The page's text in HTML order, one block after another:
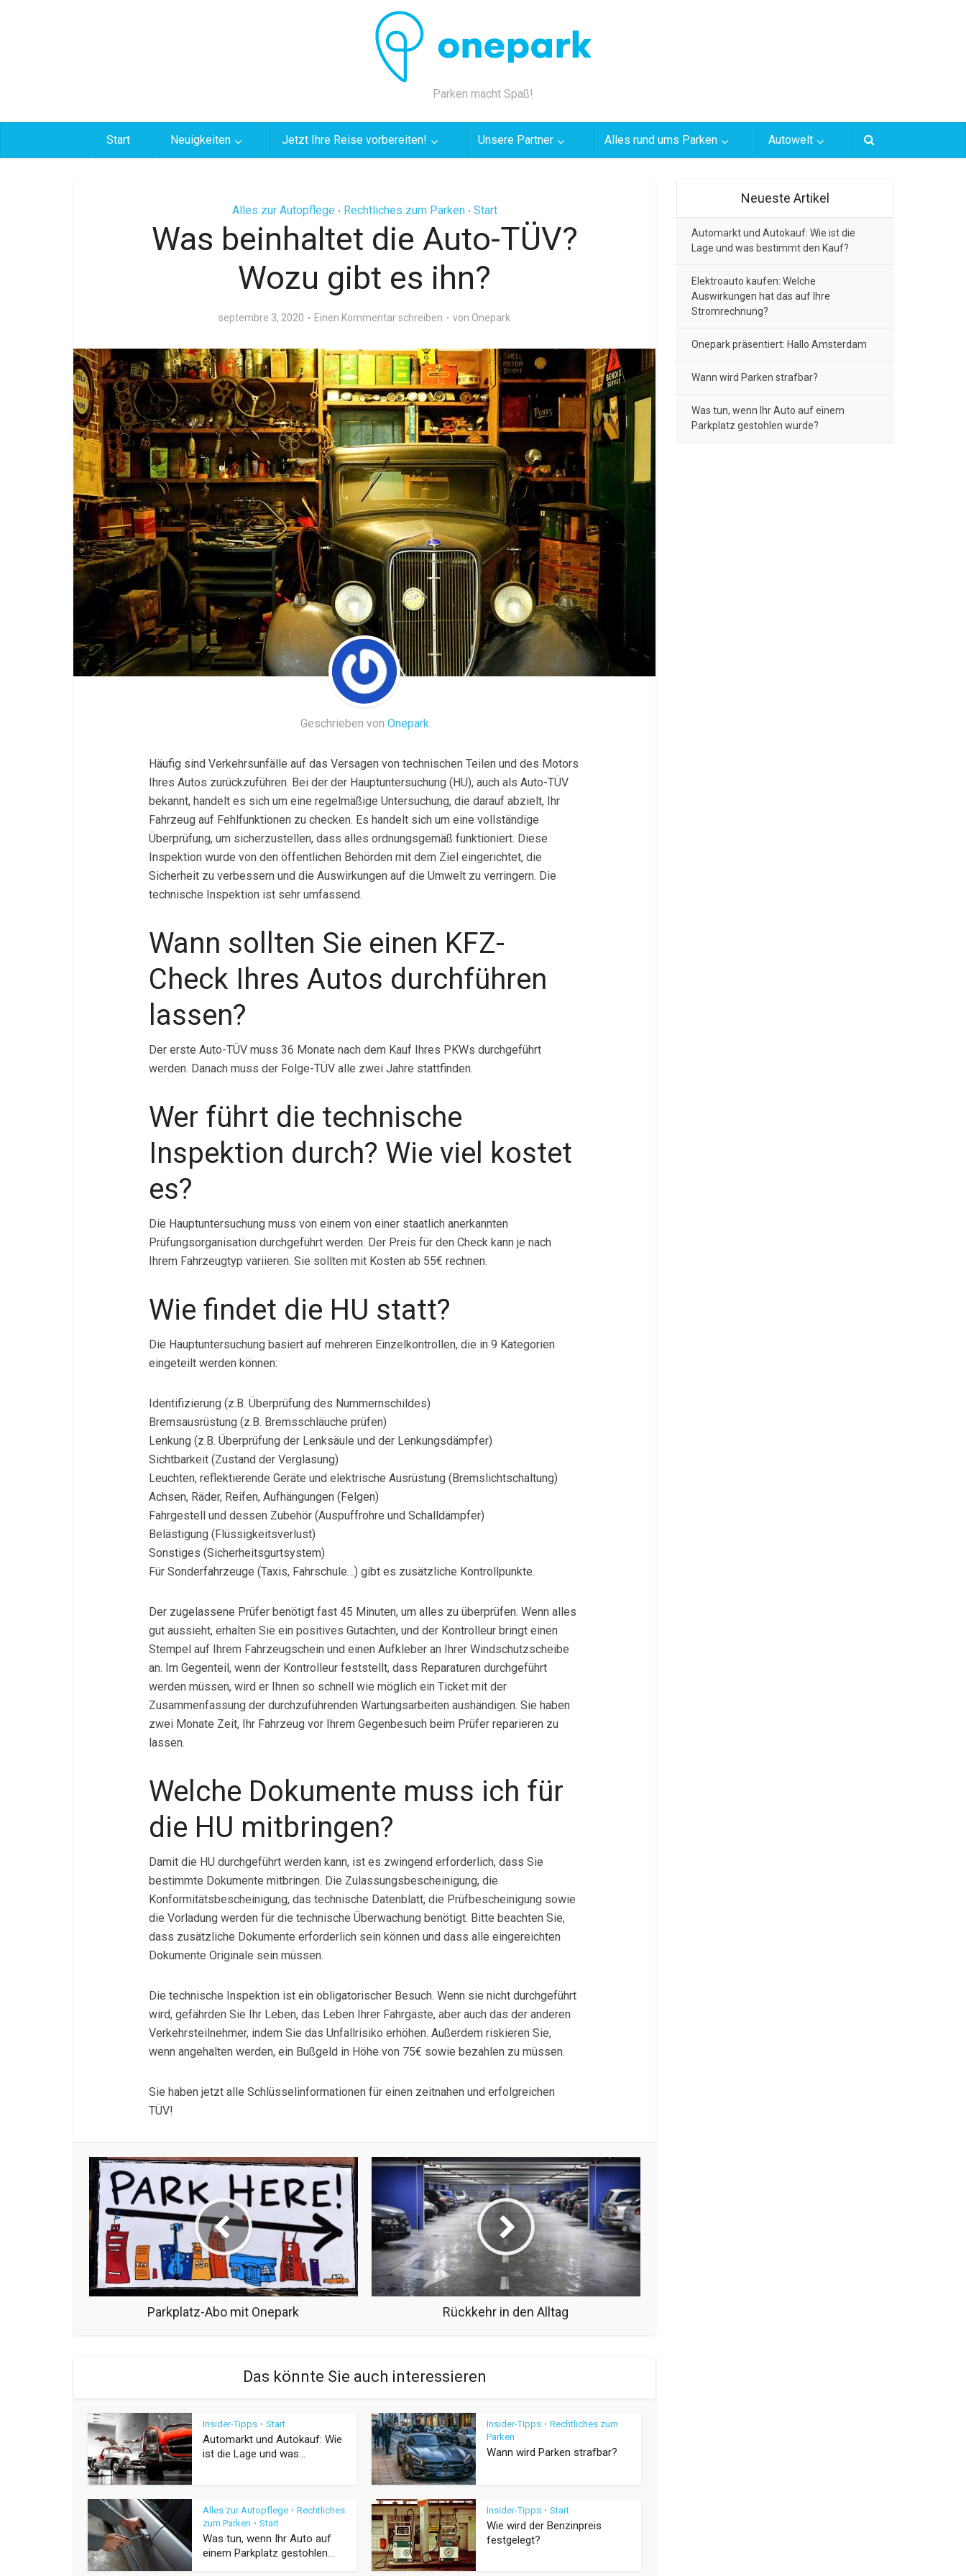
Parken macht Spaß!
Start Neuigkeiten Jetzt Ihre Reise vorbereiten! Unsere Partner Alles rund ums Parken Autowelt
Alles zur Autopflege • Rechtliches zum Parken • Start
Was beinhaltet die Auto-TÜV?
Wozu gibt es ihn?
septembre 3, 2020 Einen Kommentar schreiben von Onepark
Geschrieben von Onepark
Häufig sind Verkehrsunfälle auf das Versagen von technischen Teilen und des Motors
Ihres Autos zurückzuführen. Bei der der Hauptuntersuchung (HU), auch als Auto-TÜV
bekannt, handelt es sich um eine regelmäßige Untersuchung, die darauf abzielt, Ihr
Fahrzeug auf Fehlfunktionen zu checken. Es handelt sich um eine vollständige
Überprüfung, um sicherzustellen, dass alles ordnungsgemäß funktioniert. Diese
Inspektion wurde von den öffentlichen Behörden mit dem Ziel eingerichtet, die
Sicherheit zu verbessern und die Auswirkungen auf die Umwelt zu verringern. Die
technische Inspektion ist sehr umfassend.
Wann sollten Sie einen KFZ-
Check Ihres Autos durchführen
lassen?
Der erste Auto-TÜV muss 36 Monate nach dem Kauf Ihres PKWs durchgeführt
werden. Danach muss der Folge-TÜV alle zwei Jahre stattfinden.
Wer führt die technische
Inspektion durch? Wie viel kostet
es?
Die Hauptuntersuchung muss von einem von einer staatlich anerkannten
Prüfungsorganisation durchgeführt werden. Der Preis für den Check kann je nach
Ihrem Fahrzeugtyp variieren. Sie sollten mit Kosten ab 55€ rechnen.
Wie findet die HU statt?
Die Hauptuntersuchung basiert auf mehreren Einzelkontrollen, die in 9 Kategorien
eingeteilt werden können:
Identifizierung (z.B. Überprüfung des Nummernschildes)
Bremsausrüstung (z.B. Bremsschläuche prüfen)
Lenkung (z.B. Überprüfung der Lenksäule und der Lenkungsdämpfer)
Sichtbarkeit (Zustand der Verglasung)
Leuchten, reflektierende Geräte und elektrische Ausrüstung (Bremslichtschaltung)
Achsen, Räder, Reifen, Aufhängungen (Felgen)
Fahrgestell und dessen Zubehör (Auspuffrohre und Schalldämpfer)
Belästigung (Flüssigkeitsverlust)
Sonstiges (Sicherheitsgurtsystem)
Für Sonderfahrzeuge (Taxis, Fahrschule…) gibt es zusätzliche Kontrollpunkte.
Der zugelassene Prüfer benötigt fast 45 Minuten, um alles zu überprüfen. Wenn alles
gut aussieht, erhalten Sie ein positives Gutachten, und der Kontrolleur bringt einen
Stempel auf Ihrem Fahrzeugschein und einen Aufkleber an Ihrer Windschutzscheibe
an. Im Gegenteil, wenn der Kontrolleur feststellt, dass Reparaturen durchgeführt
werden müssen, wird er Ihnen so schnell wie möglich ein Ticket mit der
Zusammenfassung der durchzuführenden Wartungsarbeiten aushändigen. Sie haben
zwei Monate Zeit, Ihr Fahrzeug vor Ihrem Gegenbesuch beim Prüfer reparieren zu
lassen.
Welche Dokumente muss ich für
die HU mitbringen?
Damit die HU durchgeführt werden kann, ist es zwingend erforderlich, dass Sie
bestimmte Dokumente mitbringen. Die Zulassungsbescheinigung, die
Konformitätsbescheinigung, das technische Datenblatt, die Prüfbescheinigung sowie
die Vorladung werden für die technische Überwachung benötigt. Bitte beachten Sie,
dass zusätzliche Dokumente erforderlich sein können und dass alle eingereichten
Dokumente Originale sein müssen.
Die technische Inspektion ist ein obligatorischer Besuch. Wenn sie nicht durchgeführt
wird, gefährden Sie Ihr Leben, das Leben Ihrer Fahrgäste, aber auch das der anderen
Verkehrsteilnehmer, indem Sie das Unfallrisiko erhöhen. Außerdem riskieren Sie,
wenn angehalten werden, ein Bußgeld in Höhe von 75€ sowie bezahlen zu müssen.
Sie haben jetzt alle Schlüsselinformationen für einen zeitnahen und erfolgreichen
TÜV!
Parkplatz-Abo mit Onepark Rückkehr in den Alltag
Das könnte Sie auch interessieren
Insider-Tipps • Start
Automarkt und Autokauf: Wie
ist die Lage und was...
Insider-Tipps • Rechtliches zum
Parken
Wann wird Parken strafbar?
Alles zur Autopflege • Rechtliches
zum Parken • Start
Was tun, wenn Ihr Auto auf
einem Parkplatz gestohlen...
Insider-Tipps • Start
Wie wird der Benzinpreis
festgelegt?
Neueste Artikel
Automarkt und Autokauf: Wie ist die
Lage und was bestimmt den Kauf?
Elektroauto kaufen: Welche
Auswirkungen hat das auf Ihre
Stromrechnung?
Onepark präsentiert: Hallo Amsterdam
Wann wird Parken strafbar?
Was tun, wenn Ihr Auto auf einem
Parkplatz gestohlen wurde?